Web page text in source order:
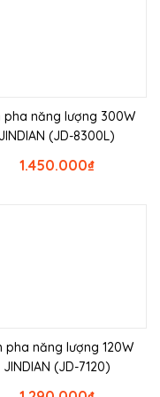
pha năng lượng 300W
JINDIAN (JD-8300L)
₫
1.450.000
pha năng lượng 120W
JINDIAN (JD-7120)